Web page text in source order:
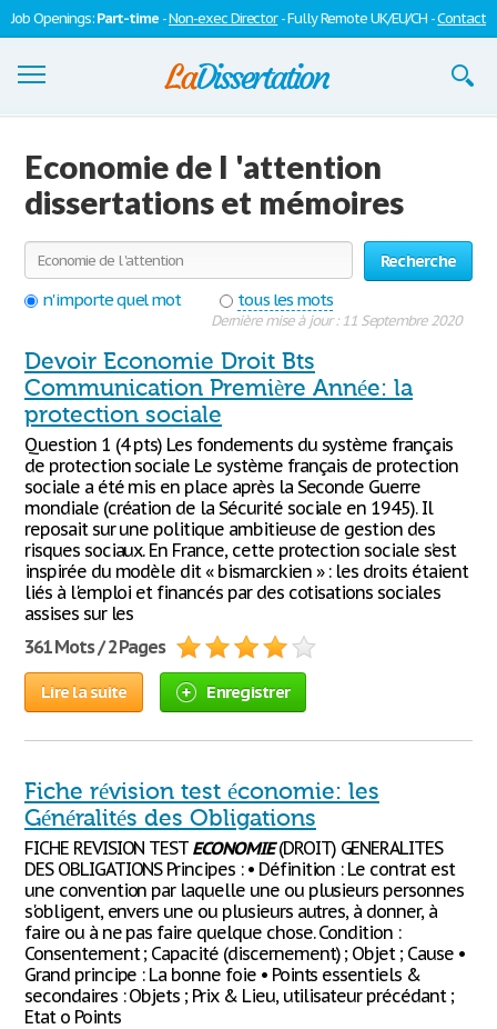
Job Openings:Part-time -Non-exec Director- Fully Remote UK/EU/CH -Contact
S'inscrire
Se connecter
Contactez-nous
Economie de l 'attention
dissertations et mémoires
Recherche
n'importe quel mot
tous les mots
Dernière mise à jour : 11 Septembre 2020
Devoir Economie Droit Bts
Communication Première Année: la
protection sociale
Question 1 (4 pts) Les fondements du système français
de protection sociale Le système français de protection
sociale a été mis en place après la Seconde Guerre
mondiale (création de la Sécurité sociale en 1945). Il
reposait sur une politique ambitieuse de gestion des
risques sociaux. En France, cette protection sociale s’est
inspirée du modèle dit « bismarckien » : les droits étaient
liés à l'emploi et financés par des cotisations sociales
assises sur les
361 Mots / 2 Pages
Lire la suite Enregistrer
Fiche révision test économie: les
Généralités des Obligations
FICHE REVISION TEST ECONOMIE(DROIT) GENERALITES
DES OBLIGATIONS Principes : • Définition : Le contrat est
une convention par laquelle une ou plusieurs personnes
s'obligent, envers une ou plusieurs autres, à donner, à
faire ou à ne pas faire quelque chose. Condition :
Consentement ; Capacité (discernement) ; Objet ; Cause •
Grand principe : La bonne foie • Points essentiels &
secondaires : Objets ; Prix & Lieu, utilisateur précédant ;
Etat o Points